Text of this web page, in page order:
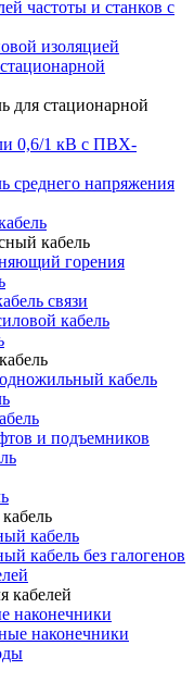
частоты и станков с
изоляцией
для стационарной
0,6/1 кВ с ПВХ-
среднего напряжения
кабель
горения
связи
кабель
кабель
и подъемников
кабель
кабель без галогенов
кабелей
наконечники
наконечники